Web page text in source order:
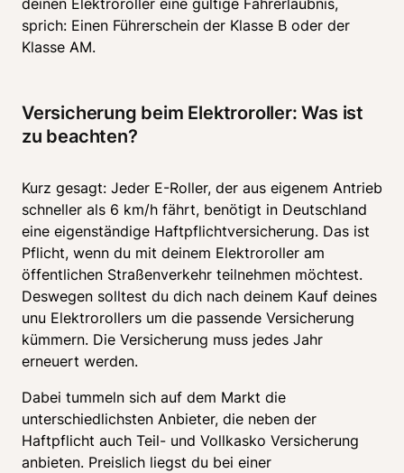
deinen Elektroroller eine gültige Fahrerlaubnis,
sprich: Einen Führerschein der Klasse B oder der
Klasse AM.
Versicherung beim Elektroroller: Was ist
zu beachten?
Kurz gesagt: Jeder E-Roller, der aus eigenem Antrieb
schneller als 6 km/h fährt, benötigt in Deutschland
eine eigenständige Haftpflichtversicherung. Das ist
Pflicht, wenn du mit deinem Elektroroller am
öffentlichen Straßenverkehr teilnehmen möchtest.
Deswegen solltest du dich nach deinem Kauf deines
unu Elektrorollers um die passende Versicherung
kümmern. Die Versicherung muss jedes Jahr
erneuert werden.
Dabei tummeln sich auf dem Markt die
unterschiedlichsten Anbieter, die neben der
Haftpflicht auch Teil- und Vollkasko Versicherung
anbieten. Preislich liegst du bei einer